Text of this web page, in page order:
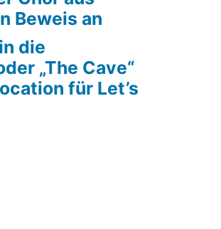
Beweis an
die
„The Cave“
für Let’s